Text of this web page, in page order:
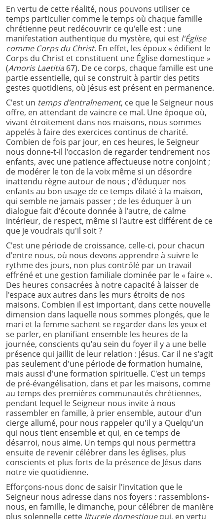
En vertu de cette réalité, nous pouvons utiliser ce
temps particulier comme le temps où chaque famille
chrétienne peut redécouvrir ce qu'elle est : une
manifestation authentique du mystère, qui est l'Église
comme Corps du Christ. En effet, les époux « édifient le
Corps du Christ et constituent une Église domestique »
(Amoris Laetitia67). De ce corps, chaque famille est une
partie essentielle, qui se construit à partir des petits
gestes quotidiens, où Jésus est présent en permanence.
C'est un temps d'entraînement, ce que le Seigneur nous
offre, en attendant de vaincre ce mal. Une époque où,
vivant étroitement dans nos maisons, nous sommes
appelés à faire des exercices continus de charité.
Combien de fois par jour, en ces heures, le Seigneur
nous donne-t-il l'occasion de regarder tendrement nos
enfants, avec une patience affectueuse notre conjoint ;
de modérer le ton de la voix même si un désordre
inattendu règne autour de nous ; d'éduquer nos
enfants au bon usage de ce temps dilaté à la maison,
qui semble ne jamais passer ; de les éduquer à un
dialogue fait d'écoute donnée à l'autre, de calme
intérieur, de respect, même si l'autre est différent de ce
que je voudrais qu'il soit ?
C'est une période de croissance, celle-ci, pour chacun
d'entre nous, où nous devons apprendre à suivre le
rythme des jours, non plus contrôlé par un travail
effréné et une gestion familiale dominée par le « faire ».
Des heures consacrées à notre capacité à laisser de
l'espace aux autres dans les murs étroits de nos
maisons. Combien il est important, dans cette nouvelle
dimension dans laquelle nous sommes plongés, que le
mari et la femme sachent se regarder dans les yeux et
se parler, en planifiant ensemble les heures de la
journée, conscients qu'au sein du foyer il y a une belle
présence qui jaillit de leur relation : Jésus. Car il ne s'agit
pas seulement d'une période de formation humaine,
mais aussi d'une formation spirituelle. C'est un temps
de pré-évangélisation, dans et par les maisons, comme
au temps des premières communautés chrétiennes,
pendant lequel le Seigneur nous invite à nous
rassembler en famille, à prier ensemble, autour d'un
cierge allumé, pour nous rappeler qu'il y a Quelqu'un
qui nous tient ensemble et qui, en ce temps de
désarroi, nous aime. Un temps qui nous permettra
ensuite de revenir célébrer dans les églises, plus
conscients et plus forts de la présence de Jésus dans
notre vie quotidienne.
Efforçons-nous donc de saisir l'invitation que le
Seigneur nous adresse dans nos foyers : rassemblons-
nous, en famille, le dimanche, pour célébrer de manière
plus solennelle cette liturgie domestiquequi, en vertu